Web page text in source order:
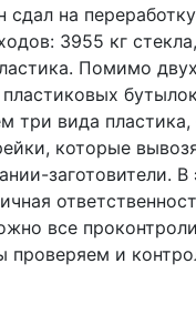
сдал на
3955 кг
Помимо
три вида пластика,
которые
заготовители. В
все
проверяем и